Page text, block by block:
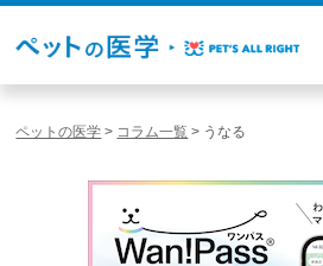
ペットの医学 > コラム一覧 > うなる